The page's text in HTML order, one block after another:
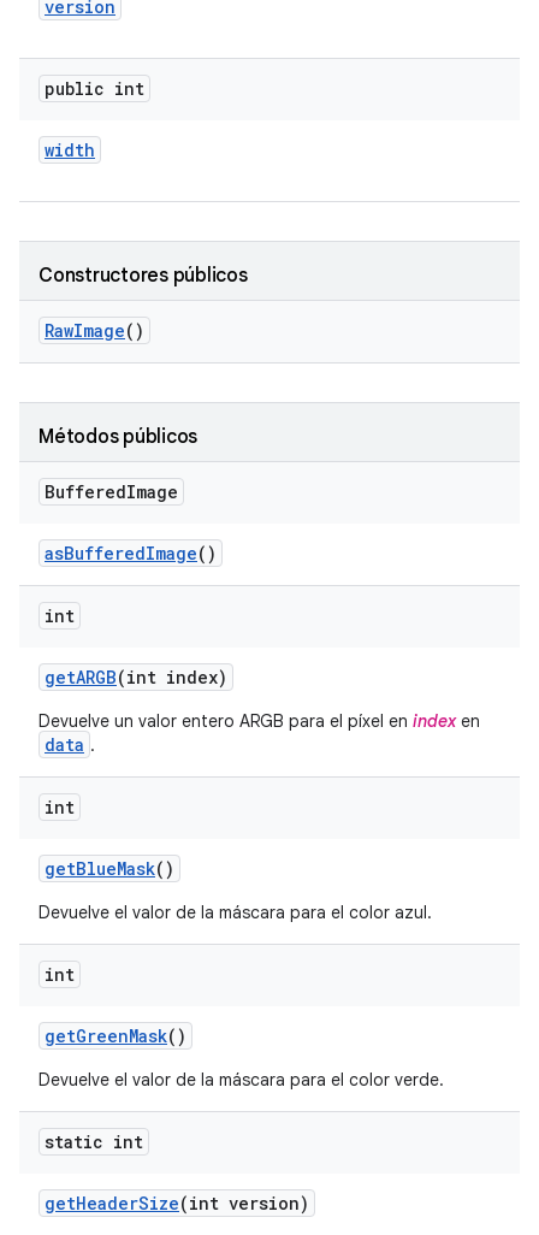
version
public int
width
Constructores públicos
RawImage()
Métodos públicos
BufferedImage
asBufferedImage()
int
getARGB(int index)
Devuelve un valor entero ARGB para el píxel en indexen
data .
int
getBlueMask()
Devuelve el valor de la máscara para el color azul.
int
getGreenMask()
Devuelve el valor de la máscara para el color verde.
static int
getHeaderSize(int version)